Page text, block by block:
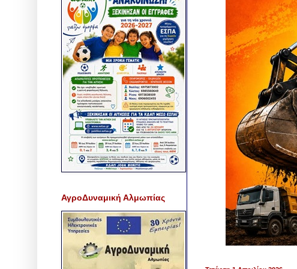
ΑγροΔυναμική Αλμωπίας